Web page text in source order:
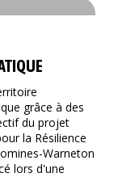
grâce à des
du projet
la Résilience
Warneton
lors d'une